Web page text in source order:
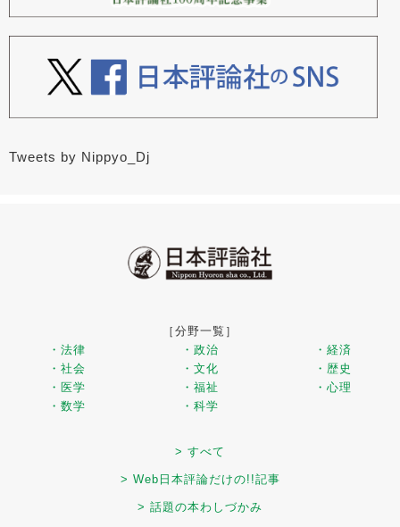
Tweets by Nippyo_Dj
［分野一覧］
・法律
・政治
・経済
・社会
・文化
・歴史
・医学
・福祉
・心理
・数学
・科学
> すべて
> Web日本評論だけの!!記事
> 話題の本わしづかみ